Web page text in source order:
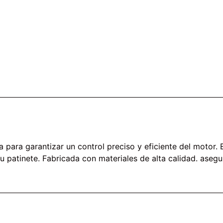
para garantizar un control preciso y eficiente del motor.
patinete. Fabricada con materiales de alta calidad.